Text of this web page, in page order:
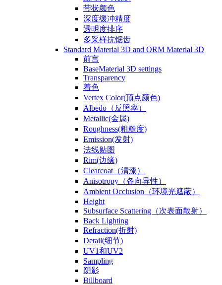
带状颜色
深度缓冲精度
透明度排序
多采样抗锯齿
Standard Material 3D and ORM Material 3D
前言
BaseMaterial 3D settings
Transparency
着色
Vertex Color(顶点颜色)
Albedo（反照率）
Metallic(金属)
Roughness(粗糙度)
Emission(发射)
法线贴图
Rim(边缘)
Clearcoat（清漆）
Anisotropy（各向异性）
Ambient Occlusion（环境光遮蔽）
Height
Subsurface Scattering（次表面散射）
Back Lighting
Refraction(折射)
Detail(细节)
UV1和UV2
Sampling
阴影
Billboard